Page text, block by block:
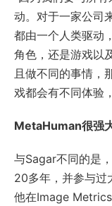
动。对于一家公司
都由一个人类驱动
角色，还是游戏以
且做不同的事情，
戏都会有不同体验
MetaHuman很强
与Sagar不同的是
20多年，并参与过
他在Image